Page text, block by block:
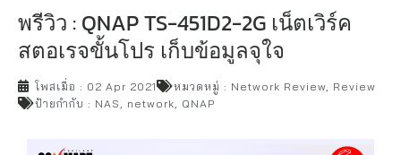
พรีวิว : QNAP TS-451D2-2G เน็ตเวิร์ค
สตอเรจขั้นโปร เก็บข้อมูลจุใจ
โพสเมื่อ : 02 Apr 2021 หมวดหมู่ : Network Review Review
ป้ายกำกับ : NAS network QNAP